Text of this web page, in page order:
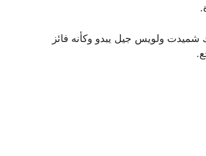
شميدت ولويس جيل يبدو وكأنه فائز